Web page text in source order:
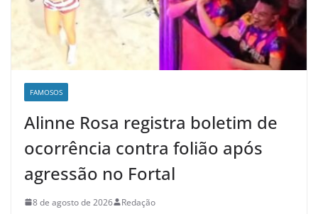
FAMOSOS
Alinne Rosa registra boletim de
ocorrência contra folião após
agressão no Fortal
8 de agosto de 2026 Redação